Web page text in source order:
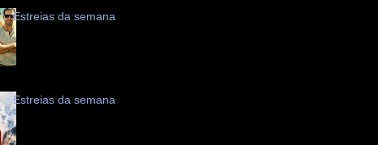
Estreias da semana
Estreias da semana